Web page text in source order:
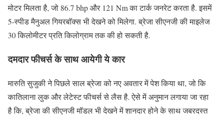
मोटर मिलता है, जो 86.7 bhp और 121 Nm का टार्क जनरेट करता है. इसमें
5-स्पीड मैनुअल गियरबॉक्स भी देखने को मिलेगा. ब्रेजा सीएनजी की माइलेज
30 किलोमीटर प्रति किलोग्राम तक की हो सकती है.
दमदार फीचर्स के साथ आयेगी ये कार
मारुति सुजुकी ने पिछले साल ब्रेजा को नए अवतार में पेश किया था, जो कि
कातिलाना लुक और लेटेस्ट फीचर्स से लैस है. ऐसे में अनुमान लगाया जा रहा
है कि, ब्रेजा की सीएनजी मॉडल भी देखने में शानदार होने के साथ जबरदस्त